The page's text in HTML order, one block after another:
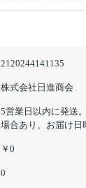
2120244141135
株式会社日進商会
5営業日以内に発送
場合あり、お届け日
￥0
0